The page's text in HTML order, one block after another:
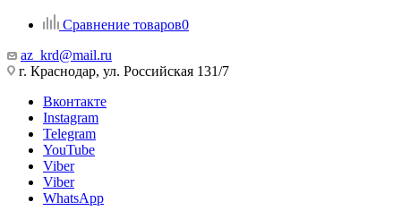
Сравнение товаров0
az_krd@mail.ru
г. Краснодар, ул. Российская 131/7
Вконтакте
Instagram
Telegram
YouTube
Viber
Viber
WhatsApp